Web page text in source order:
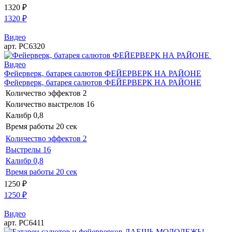
1320 ₽
1320 ₽
Видео
арт. РС6320
Видео
Фейерверк, батарея салютов ФЕЙЕРВЕРК НА РАЙОНЕ
Фейерверк, батарея салютов ФЕЙЕРВЕРК НА РАЙОНЕ
Количество эффектов 2
Количество выстрелов 16
Калибр 0,8
Время работы 20 сек
Количество эффектов 2
Выстрелы 16
Калибр 0,8
Время работы 20 сек
1250 ₽
1250 ₽
Видео
арт. РС6411